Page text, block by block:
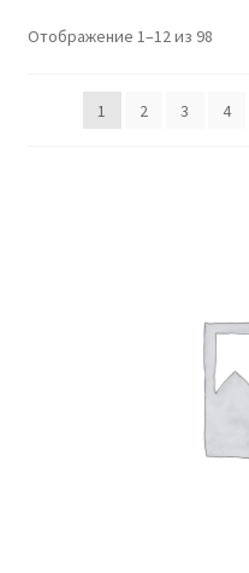
Отображение 1–12 из 98
1 2 3 4